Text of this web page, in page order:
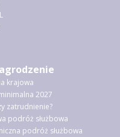
krajowa
2027
zatrudnienie?
podróż służbowa
podróż służbowa